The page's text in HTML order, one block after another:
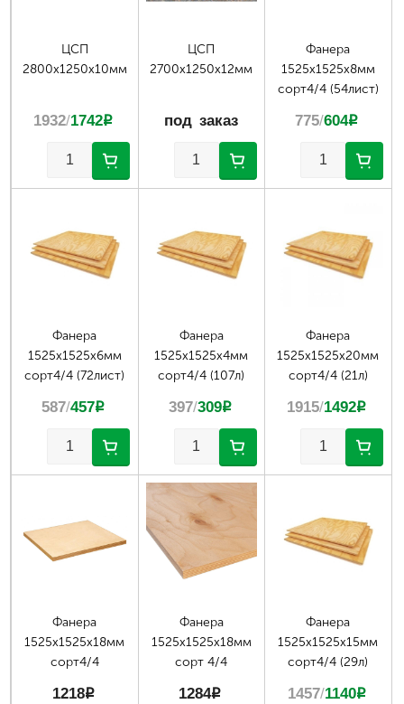
ЦСП
2800х1250х10мм
1932/1742p
ЦСП
2700х1250х12мм
под заказ
Фанера
1525х1525х8мм
сорт4/4 (54лист)
775/604p
Фанера
1525х1525х6мм
сорт4/4 (72лист)
587/457p
Фанера
1525х1525х4мм
сорт4/4 (107л)
397/309p
Фанера
1525х1525х20мм
сорт4/4 (21л)
1915/1492p
Фанера
1525х1525х18мм
сорт4/4
1218p
Фанера
1525х1525х18мм
сорт 4/4
1284p
Фанера
1525х1525х15мм
сорт4/4 (29л)
1457/1140p
Страницы